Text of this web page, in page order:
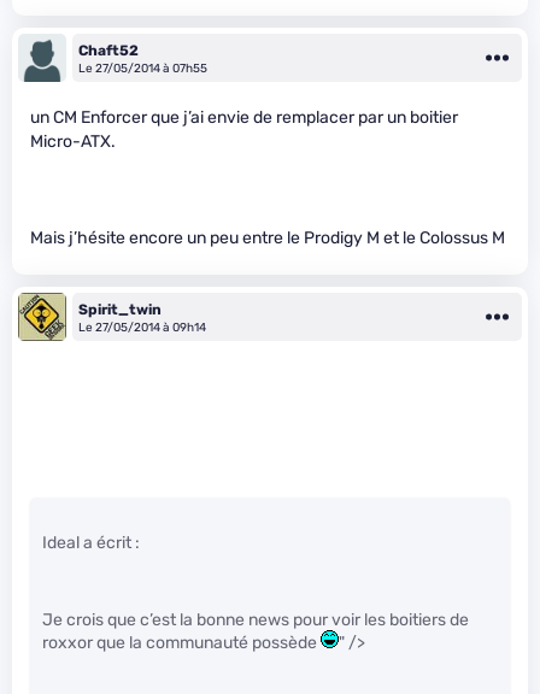
Chaft52
Le 27/05/2014 à 07h55
un CM Enforcer que j’ai envie de remplacer par un boitier
Micro-ATX.
Mais j’hésite encore un peu entre le Prodigy M et le Colossus M
Spirit_twin
Le 27/05/2014 à 09h14
Ideal a écrit :
Je crois que c’est la bonne news pour voir les boitiers de
roxxor que la communauté possède
" />